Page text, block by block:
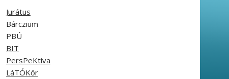
Jurátus
Bárczium
PBÚ
BIT
PersPeKtíva
LáTÓKör